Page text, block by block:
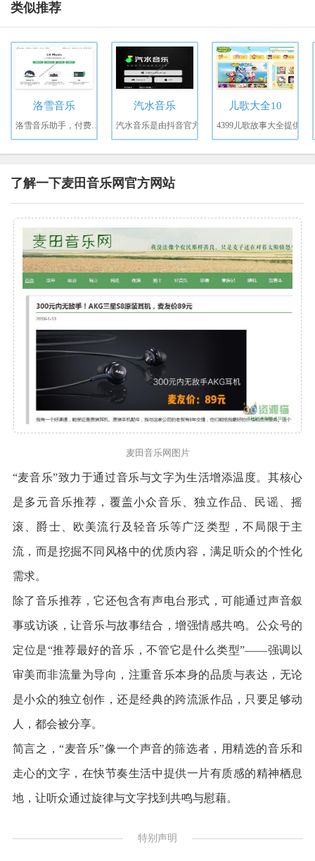
类似推荐
洛雪音乐
洛雪音乐助手，付费歌曲
汽水音乐
汽水音乐是由抖音官方
儿歌大全10
4399儿歌故事大全提供
了解一下麦田音乐网官方网站
麦田音乐网图片
“麦音乐”致力于通过音乐与文字为生活增添温度。其核心
是多元音乐推荐，覆盖小众音乐、独立作品、民谣、摇
滚、爵士、欧美流行及轻音乐等广泛类型，不局限于主
流，而是挖掘不同风格中的优质内容，满足听众的个性化
需求。
除了音乐推荐，它还包含有声电台形式，可能通过声音叙
事或访谈，让音乐与故事结合，增强情感共鸣。公众号的
定位是“推荐最好的音乐，不管它是什么类型”——强调以
审美而非流量为导向，注重音乐本身的品质与表达，无论
是小众的独立创作，还是经典的跨流派作品，只要足够动
人，都会被分享。
简言之，“麦音乐”像一个声音的筛选者，用精选的音乐和
走心的文字，在快节奏生活中提供一片有质感的精神栖息
地，让听众通过旋律与文字找到共鸣与慰藉。
特别声明